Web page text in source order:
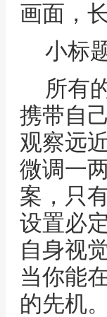
画面，
小标
所有
携带自
观察远
微调一
案，只
设置必
自身视
当你能
的先机。